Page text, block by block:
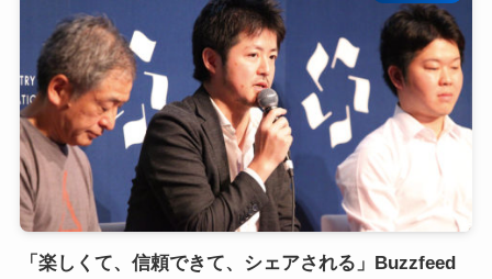
「楽しくて、信頼できて、シェアされる」Buzzfeed